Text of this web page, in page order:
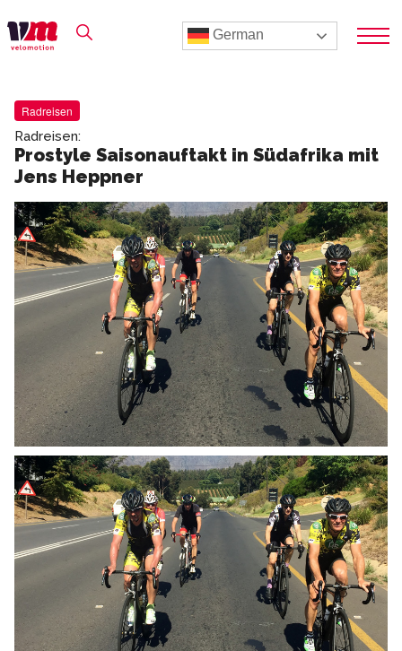
German
Radreisen
Radreisen:
Prostyle Saisonauftakt in Südafrika mit
Jens Heppner